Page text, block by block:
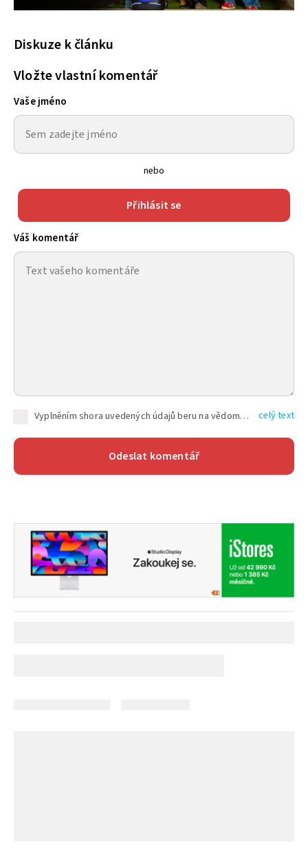
Diskuze k článku
Vložte vlastní komentář
Vaše jméno
nebo
Přihlásit se
Váš komentář
Vyplněním shora uvedených údajů beru na vědomí, že společnost TEXT FACTORY s.r.o., sídlem Brno, Durďákova 336/29, Černá Pole, PSČ: 613 00, IČ: 06157831, zapsané u Krajského soudu v Brně, oddíl C, vložka 100399, bude zpracovávat mé osobní údaje uvedené v rámci mnou vyplněného registračního formuláře na základě oprávněných zájmů TEXT FACTORY s.r.o. dle čl. 6 odst. 1 písm. f) GDPR a pro splnění právních povinností (čl. 6 odst. 1 písm. c) GDPR), a to pro tyto účely: nezbytnost zajistit oprávnění návštěvníka webových stránek provozovaných společností TEXT FACTORY s.r.o. přispívat aktivně ke zveřejněným článkům nebo v rámci diskusních fór a výkon práv TEXT FACTORY s.r.o. jako administrátora těchto diskusních fór. Více informací o zpracování osobních údajů a právech lze nalézt v celý text